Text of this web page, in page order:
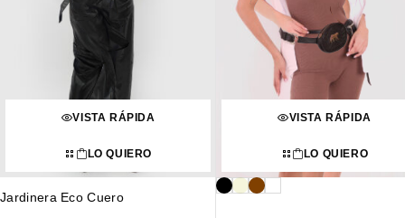
VISTA RÁPIDA
LO QUIERO
Jardinera Eco Cuero
VISTA RÁPIDA
LO QUIERO